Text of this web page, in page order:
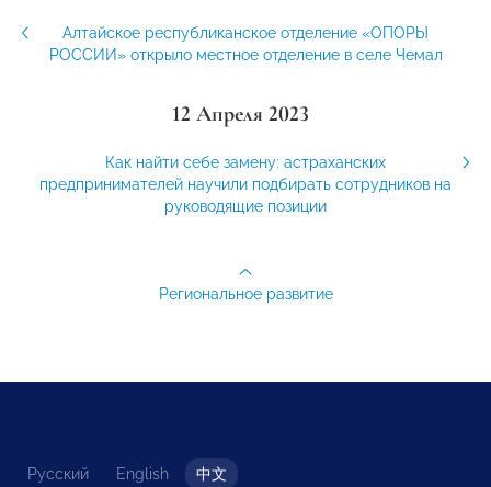
Алтайское республиканское отделение «ОПОРЫ
РОССИИ» открыло местное отделение в селе Чемал
12 Апреля 2023
Как найти себе замену: астраханских
предпринимателей научили подбирать сотрудников на
руководящие позиции
Региональное развитие
Русский English 中文